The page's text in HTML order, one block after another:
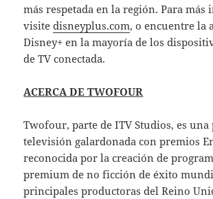
más respetada en la región. Para
visitedisneyplus.com, o encuentre la
Disney+ en la mayoría de los
de TV conectada.
ACERCA DE TWOFOUR
Twofour, parte de ITV Studios, es
televisión galardonada con premios
reconocida por la creación de
premium de no ficción de éxito
principales productoras del Reino